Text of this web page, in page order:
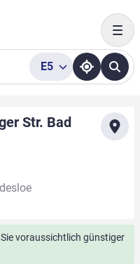
E5
Str. Bad
voraussichtlich günstiger